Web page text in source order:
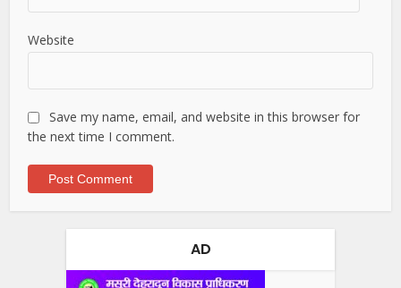
Website
Save my name, email, and website in this browser for
the next time I comment.
AD